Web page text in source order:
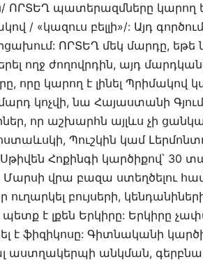
ՈՐՏԵՂ պատերազմները կարող
/ «կազուս բելլի»/: Այդ
ՈՐՏԵՂ մեկ մարդը,
ողջ ժողովրդին, այդ
որը կարող է լինել Պրիմակով
կոչվի, նա Հայաստանի
որ աշխարհն այլևս չի
Պուշկին կամ
Հոքինգի կարծիքով՝ 30
Մարսի վրա բազա ստեղծելու
բույսերի,
է լքեն Երկիրը: Երկիրը
է ֆիզիկոսը: Գիտնականի
աստղակերպի անկման,